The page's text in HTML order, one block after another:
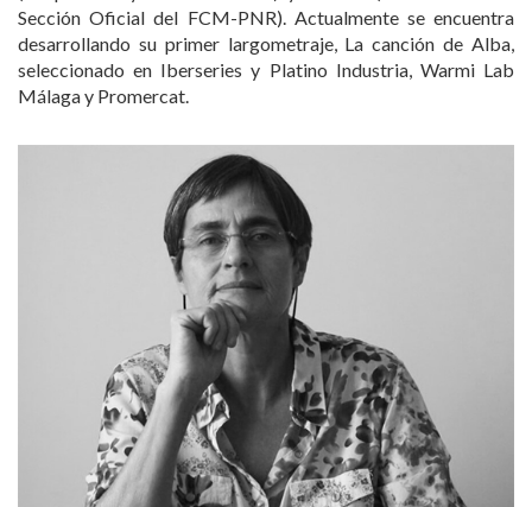
Sección Oficial del FCM-PNR). Actualmente se encuentra
desarrollando su primer largometraje, La canción de Alba,
seleccionado en Iberseries y Platino Industria, Warmi Lab
Málaga y Promercat.